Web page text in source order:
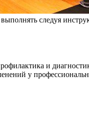
следуя
у